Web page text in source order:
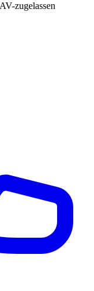
zugelassen